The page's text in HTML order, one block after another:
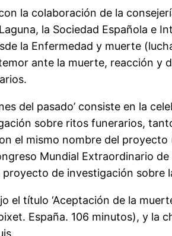
la colaboración de la
la Sociedad Española e
la Enfermedad y muerte
ante la muerte, reacción y
del pasado’ consiste en la
sobre ritos funerarios,
el mismo nombre del
Mundial Extraordinario
de investigación sobre
el título ‘Aceptación de la
España. 106 minutos), y la